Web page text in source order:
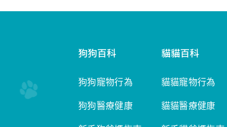
狗狗百科
狗狗寵物行為
狗狗醫療健康
貓貓百科
貓貓寵物行為
貓貓醫療健康